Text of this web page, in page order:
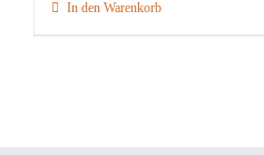
In den Warenkorb